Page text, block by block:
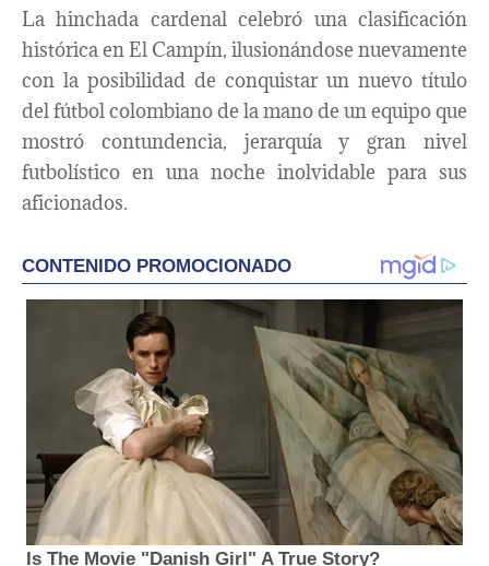
La hinchada cardenal celebró una clasificación
histórica en El Campín, ilusionándose nuevamente
con la posibilidad de conquistar un nuevo título
del fútbol colombiano de la mano de un equipo que
mostró contundencia, jerarquía y gran nivel
futbolístico en una noche inolvidable para sus
aficionados.